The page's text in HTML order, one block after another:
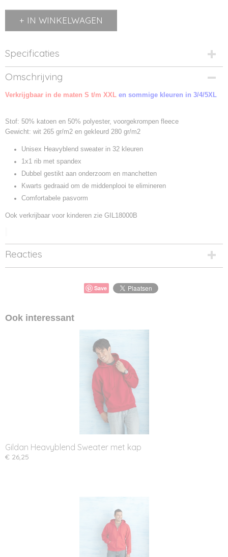
IN WINKELWAGEN
Specificaties
Productcode
GIL18000-1
Productcode leverancier
Omschrijving
Verkrijgbaar in de maten S t/m XXL en sommige kleuren in 3/4/5XL
Stof: 50% katoen en 50% polyester, voorgekrompen fleece
Gewicht: wit 265 gr/m2 en gekleurd 280 gr/m2
Unisex Heavyblend sweater in 32 kleuren
1x1 rib met spandex
Dubbel gestikt aan onderzoom en manchetten
Kwarts gedraaid om de middenplooi te elimineren
Comfortabele pasvorm
Ook verkrijbaar voor kinderen zie GIL18000B
Reacties
Save
Ook interessant
Gildan Heavyblend Sweater met kap
€ 26,25